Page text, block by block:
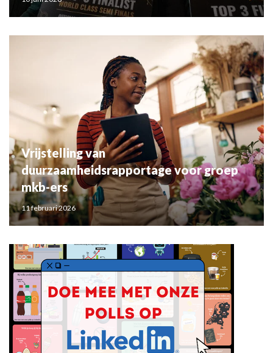
Vrijstelling van
duurzaamheidsrapportage voor groep
mkb-ers
11 februari 2026